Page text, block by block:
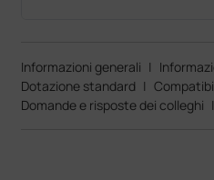
Informazioni generali |
Dotazione standard |
Domande e risposte dei colleghi |